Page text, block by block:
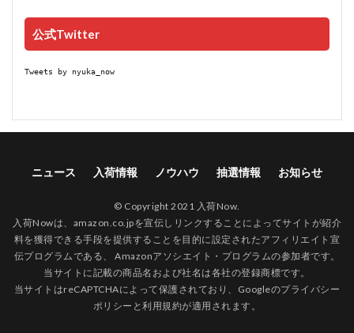
公式Twitter
Tweets by nyuka_now
ニュース 入荷情報 ノウハウ 抽選情報 お知らせ
© Copyright 2021 入荷Now.
入荷Nowは、amazon.co.jpを宣伝しリンクすることによってサイトが紹介
料を獲得できる手段を提供することを目的に設定されたアフィリエイト宣
伝プログラムである、 Amazonアソシエイト・プログラムの参加者です。
当サイトに記載の商品名および社名は各社の登録商標です。
当サイトはreCAPTCHAによって保護されており、Googleのプライバシー
ポリシー と利用規約が適用されます。